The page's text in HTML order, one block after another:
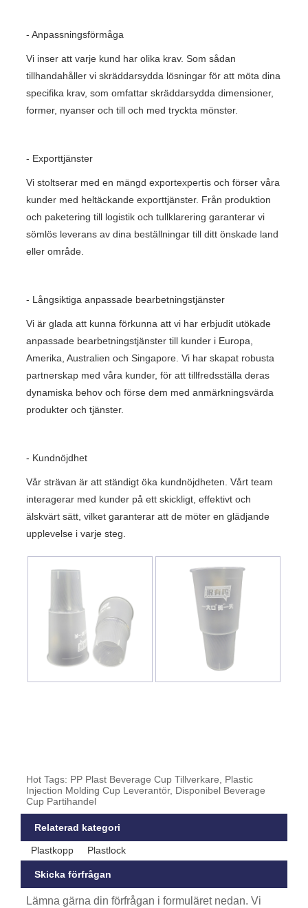
- Anpassningsförmåga
Vi inser att varje kund har olika krav. Som sådan
tillhandahåller vi skräddarsydda lösningar för att möta dina
specifika krav, som omfattar skräddarsydda dimensioner,
former, nyanser och till och med tryckta mönster.
- Exporttjänster
Vi stoltserar med en mängd exportexpertis och förser våra
kunder med heltäckande exporttjänster. Från produktion
och paketering till logistik och tullklarering garanterar vi
sömlös leverans av dina beställningar till ditt önskade land
eller område.
- Långsiktiga anpassade bearbetningstjänster
Vi är glada att kunna förkunna att vi har erbjudit utökade
anpassade bearbetningstjänster till kunder i Europa,
Amerika, Australien och Singapore. Vi har skapat robusta
partnerskap med våra kunder, för att tillfredsställa deras
dynamiska behov och förse dem med anmärkningsvärda
produkter och tjänster.
- Kundnöjdhet
Vår strävan är att ständigt öka kundnöjdheten. Vårt team
interagerar med kunder på ett skickligt, effektivt och
älskvärt sätt, vilket garanterar att de möter en glädjande
upplevelse i varje steg.
Hot Tags: PP Plast Beverage Cup Tillverkare, Plastic
Injection Molding Cup Leverantör, Disponibel Beverage
Cup Partihandel
Relaterad kategori
Plastkopp Plastlock
Skicka förfrågan
Lämna gärna din förfrågan i formuläret nedan. Vi